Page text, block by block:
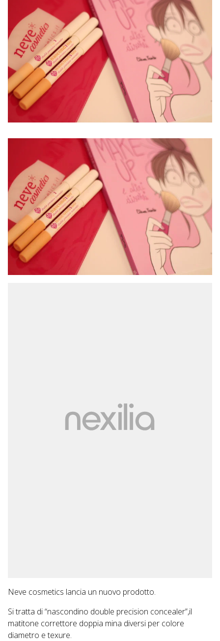
Neve cosmetics lancia un nuovo prodotto.
Si tratta di “nascondino double precision concealer”,il
matitone correttore doppia mina diversi per colore
diametro e texure.